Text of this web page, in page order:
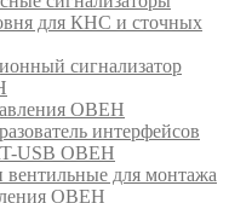
для КНС и сточных
сигнализатор
ОВЕН
интерфейсов
USB ОВЕН
для монтажа
ОВЕН